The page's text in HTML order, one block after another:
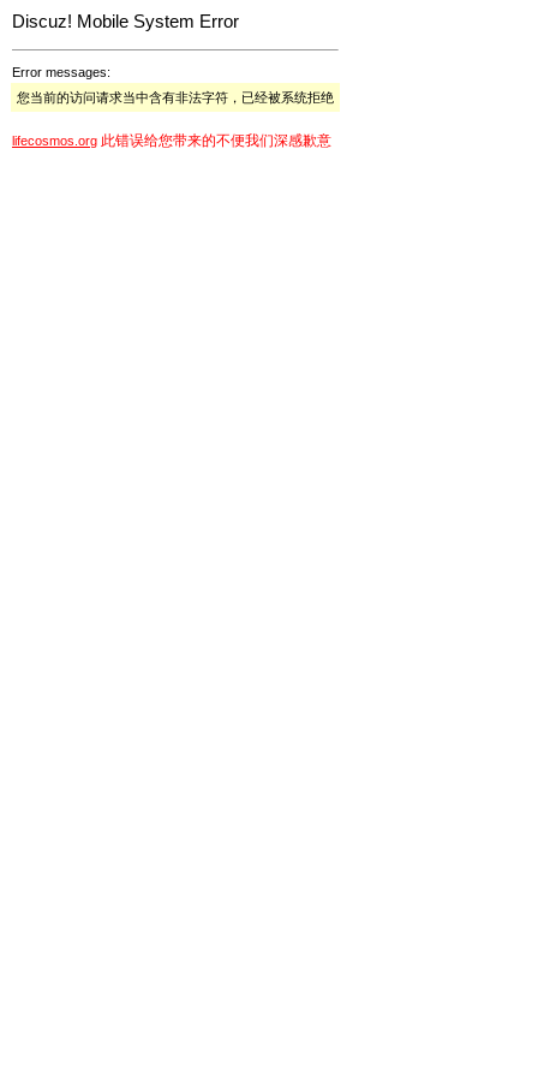
Discuz! Mobile System Error
Error messages:
您当前的访问请求当中含有非法字符，已经被系统拒绝
lifecosmos.org 此错误给您带来的不便我们深感歉意